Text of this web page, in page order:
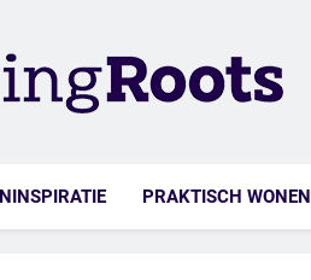
PRAKTISCH WONEN